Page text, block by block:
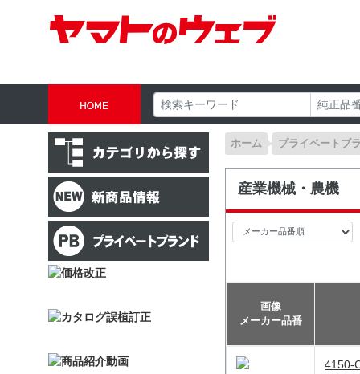
ホーム プライベートブ
産業機械・農機
画像
メーカー品番
4150-